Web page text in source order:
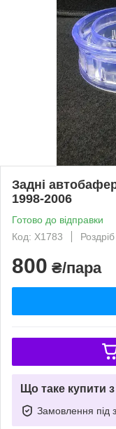
Задні
1998-2006
Готово до відправки
Код: X1783
Роздріб
800 ₴/пара
Що таке купити
Замовлення під